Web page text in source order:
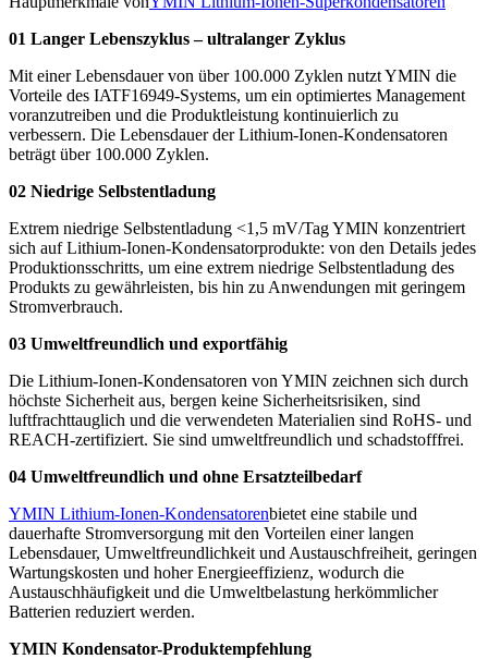
01 Langer Lebenszyklus – ultralanger Zyklus
Mit einer Lebensdauer von über 100.000 Zyklen nutzt YMIN die
Vorteile des IATF16949-Systems, um ein optimiertes Management
voranzutreiben und die Produktleistung kontinuierlich zu
verbessern. Die Lebensdauer der Lithium-Ionen-Kondensatoren
beträgt über 100.000 Zyklen.
02 Niedrige Selbstentladung
Extrem niedrige Selbstentladung <1,5 mV/Tag YMIN konzentriert
sich auf Lithium-Ionen-Kondensatorprodukte: von den Details jedes
Produktionsschritts, um eine extrem niedrige Selbstentladung des
Produkts zu gewährleisten, bis hin zu Anwendungen mit geringem
Stromverbrauch.
03 Umweltfreundlich und exportfähig
Die Lithium-Ionen-Kondensatoren von YMIN zeichnen sich durch
höchste Sicherheit aus, bergen keine Sicherheitsrisiken, sind
luftfrachttauglich und die verwendeten Materialien sind RoHS- und
REACH-zertifiziert. Sie sind umweltfreundlich und schadstofffrei.
04 Umweltfreundlich und ohne Ersatzteilbedarf
YMIN Lithium-Ionen-Kondensatorenbietet eine stabile und
dauerhafte Stromversorgung mit den Vorteilen einer langen
Lebensdauer, Umweltfreundlichkeit und Austauschfreiheit, geringen
Wartungskosten und hoher Energieeffizienz, wodurch die
Austauschhäufigkeit und die Umweltbelastung herkömmlicher
Batterien reduziert werden.
YMIN Kondensator-Produktempfehlung